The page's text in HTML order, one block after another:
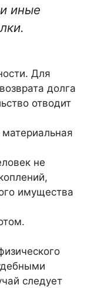
иные
Для
долга
отводит
не
имущества
следует